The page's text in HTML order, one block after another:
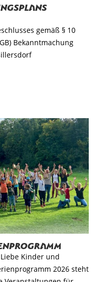
gemäß § 10
Bekanntmachung
Kinder und
2026 steht